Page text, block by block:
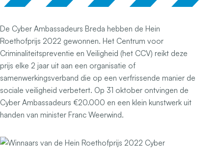
De Cyber Ambassadeurs Breda hebben de Hein
Roethofprijs 2022 gewonnen. Het Centrum voor
Criminaliteitspreventie en Veiligheid (het CCV) reikt deze
prijs elke 2 jaar uit aan een organisatie of
samenwerkingsverband die op een verfrissende manier de
sociale veiligheid verbetert. Op 31 oktober ontvingen de
Cyber Ambassadeurs €20.000 en een klein kunstwerk uit
handen van minister Franc Weerwind.